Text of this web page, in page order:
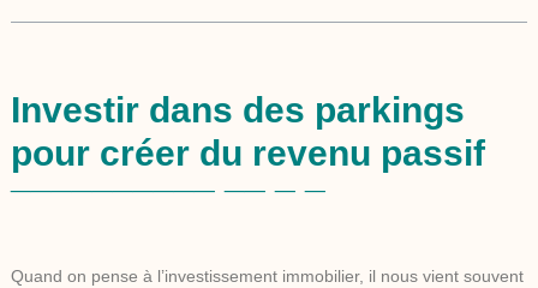
Investir dans des parkings
pour créer du revenu passif
Quand on pense à l’investissement immobilier, il nous vient souvent